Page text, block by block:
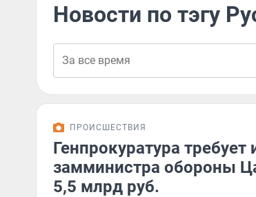
Новости по тэгу
ПРОИСШЕСТВИЯ
Генпрокуратура
замминистра обороны
5,5 млрд руб.